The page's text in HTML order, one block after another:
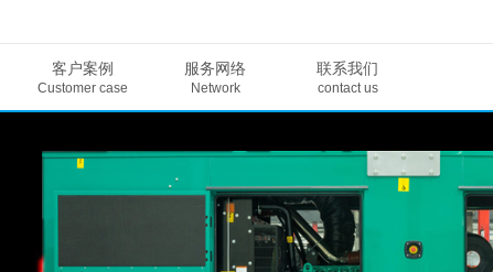
客户案例
Customer case
服务网络
Network
联系我们
contact us